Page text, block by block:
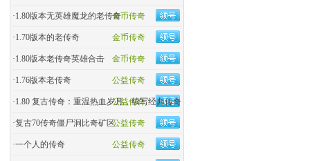
金币传奇
·1.80版本无英雄魔龙的老传奇
金币传奇
·1.70版本的老传奇
金币传奇
·1.80版本老传奇英雄合击
公益传奇
·1.76版本老传奇
公益传奇
·1.80 复古传奇：重温热血岁月，续写经典传奇
公益传奇
·复古70传奇僵尸洞比奇矿区
公益传奇
·一个人的传奇